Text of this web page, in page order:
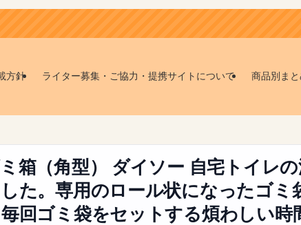
100均レビュー
方針 ライター募集・ご協力・提携サイトについて 商品別ま
箱（角型） ダイソー 自宅トイレ
た。専用のロール状になったゴミ
回ゴミ袋をセットする煩わしい時